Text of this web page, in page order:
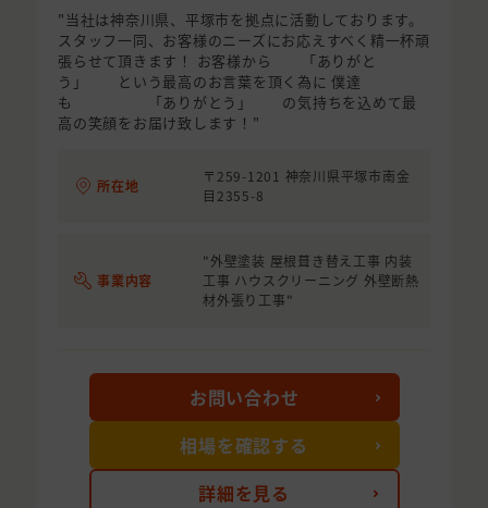
"当社は神奈川県、平塚市を拠点に活動しております。
スタッフ一同、お客様のニーズにお応えすべく精一杯頑
張らせて頂きます！ お客様から 「ありがと
う」 という最高のお言葉を頂く為に 僕達
も 「ありがとう」 の気持ちを込めて最
高の笑顔をお届け致します！"
所在地
〒259-1201 神奈川県平塚市南金
目2355-8
事業内容
"外壁塗装 屋根葺き替え工事 内装
工事 ハウスクリーニング 外壁断熱
材外張り工事"
詳細を見る
お問い合わせ
相場を確認する